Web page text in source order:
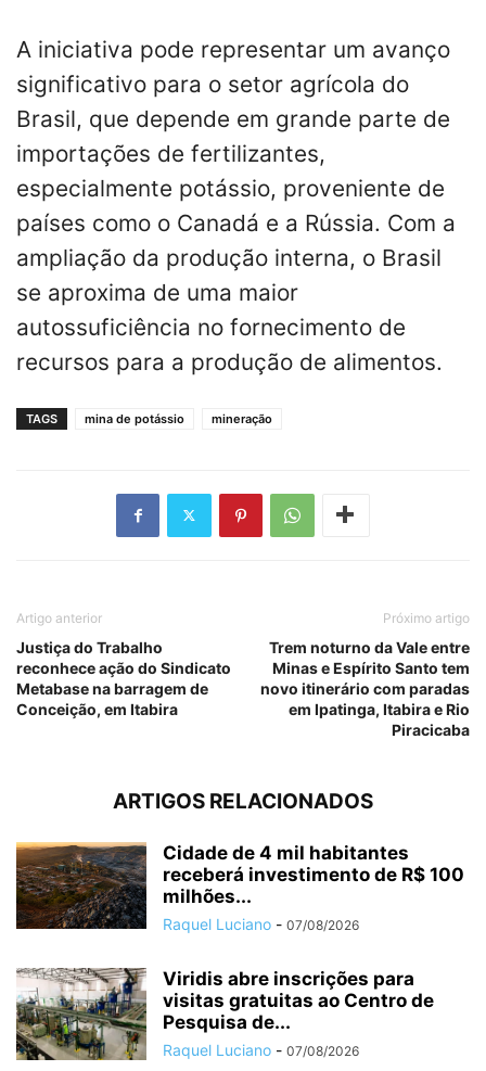
A iniciativa pode representar um avanço
significativo para o setor agrícola do
Brasil, que depende em grande parte de
importações de fertilizantes,
especialmente potássio, proveniente de
países como o Canadá e a Rússia. Com a
ampliação da produção interna, o Brasil
se aproxima de uma maior
autossuficiência no fornecimento de
recursos para a produção de alimentos.
TAGS mina de potássio mineração
Artigo anterior
Justiça do Trabalho
reconhece ação do Sindicato
Metabase na barragem de
Conceição, em Itabira
Próximo artigo
Trem noturno da Vale entre
Minas e Espírito Santo tem
novo itinerário com paradas
em Ipatinga, Itabira e Rio
Piracicaba
ARTIGOS RELACIONADOS
Cidade de 4 mil habitantes
receberá investimento de R$ 100
milhões...
Raquel Luciano - 07/08/2026
Viridis abre inscrições para
visitas gratuitas ao Centro de
Pesquisa de...
Raquel Luciano - 07/08/2026